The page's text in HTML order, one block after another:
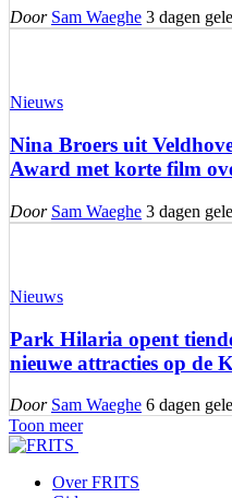
Door Sam Waeghe 3 dagen
Nieuws
Nina Broers uit
Award met korte film
Door Sam Waeghe 3 dagen
Nieuws
Park Hilaria opent
nieuwe attracties op de
Door Sam Waeghe 6 dagen
Toon meer
Over FRITS